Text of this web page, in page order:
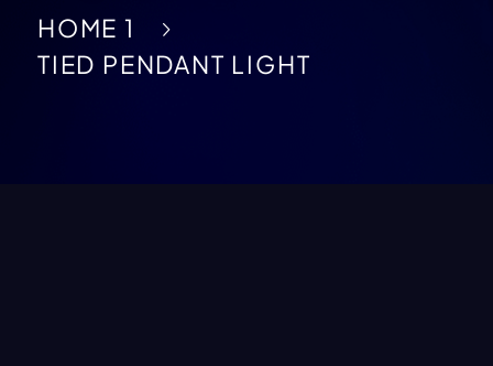
HOME 1
TIED PENDANT LIGHT